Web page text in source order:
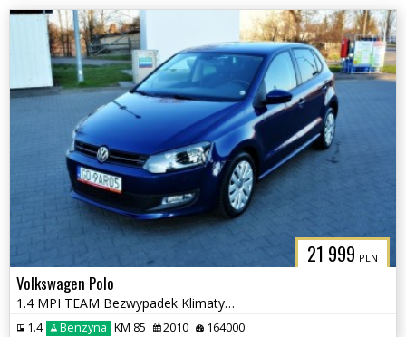
21 999 PLN
Volkswagen Polo
1.4 MPI TEAM Bezwypadek Klimatyzacja, Podgrzewane fotele
1.4 Benzyna KM 85 2010 164000